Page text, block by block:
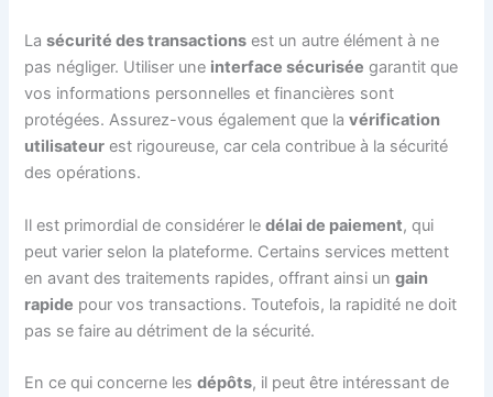
Lasécurité des transactions est un autre élément à ne
pas négliger. Utiliser une interface sécurisée garantit que
vos informations personnelles et financières sont
protégées. Assurez-vous également que lavérification
utilisateur est rigoureuse, car cela contribue à la sécurité
des opérations.
Il est primordial de considérer ledélai de paiement, qui
peut varier selon la plateforme. Certains services mettent
en avant des traitements rapides, offrant ainsi ungain
rapide pour vos transactions. Toutefois, la rapidité ne doit
pas se faire au détriment de la sécurité.
En ce qui concerne lesdépôts, il peut être intéressant de